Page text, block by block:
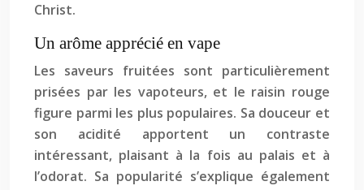
Christ.
Un arôme apprécié en vape
Les saveurs fruitées sont particulièrement
prisées par les vapoteurs, et le raisin rouge
figure parmi les plus populaires. Sa douceur et
son acidité apportent un contraste
intéressant, plaisant à la fois au palais et à
l’odorat. Sa popularité s’explique également